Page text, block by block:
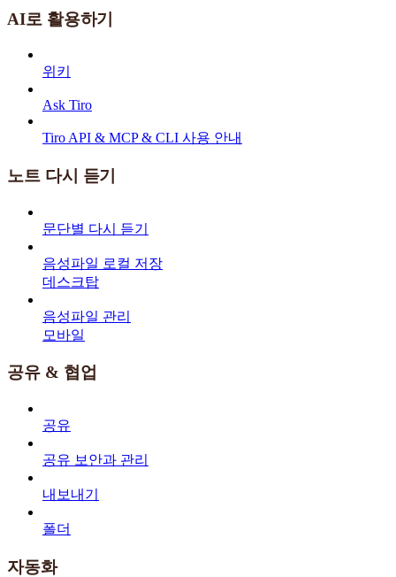
AI로 활용하기
위키
Ask Tiro
Tiro API & MCP & CLI 사용 안내
노트 다시 듣기
문단별 다시 듣기
음성파일 로컬 저장
데스크탑
음성파일 관리
모바일
공유 & 협업
공유
공유 보안과 관리
내보내기
폴더
자동화